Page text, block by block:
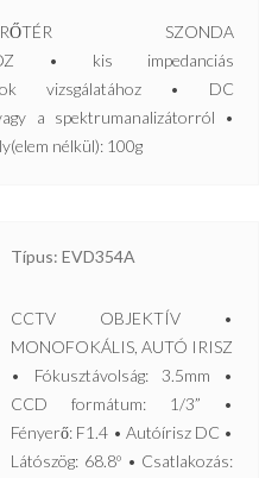
SZONDA
• kis impedanciás
vizsgálatához • DC
a spektrumanalizátorról •
nélkül): 100g
Típus: EVD354A
CCTV OBJEKTÍV •
MONOFOKÁLIS, AUTÓ IRISZ
• Fókusztávolság: 3.5mm •
CCD formátum: 1/3” •
Fényerő: F1.4 • Autóírisz DC •
Látószög: 68.8º • Csatlakozás: